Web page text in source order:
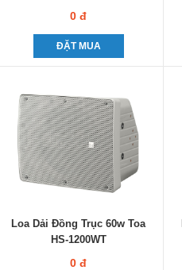
0 đ
ĐẶT MUA
Loa Dải Đồng Trục 60w Toa
HS-1200WT
0 đ